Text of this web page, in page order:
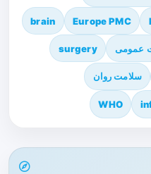
Europe PMC
brain
عمومی surgery
سلامت روان
WHO